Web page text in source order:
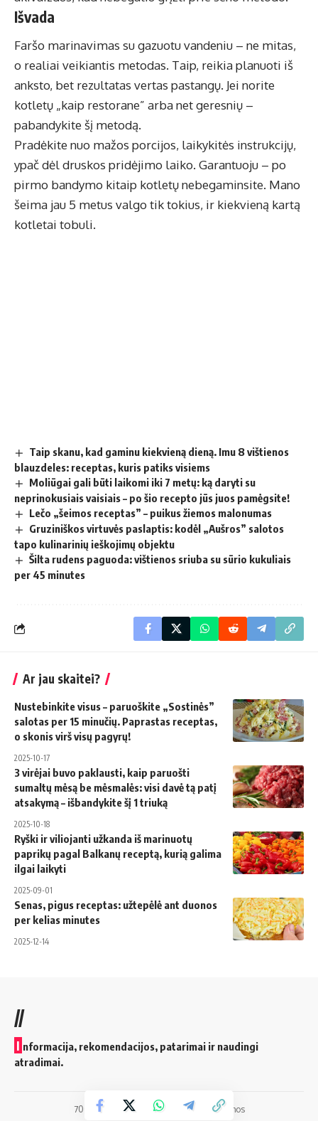
Išvada
Faršo marinavimas su gazuotu vandeniu – ne mitas,
o realiai veikiantis metodas. Taip, reikia planuoti iš
anksto, bet rezultatas vertas pastangų. Jei norite
kotletų „kaip restorane” arba net geresnių –
pabandykite šį metodą.
Pradėkite nuo mažos porcijos, laikykitės instrukcijų,
ypač dėl druskos pridėjimo laiko. Garantuoju – po
pirmo bandymo kitaip kotletų nebegaminsite. Mano
šeima jau 5 metus valgo tik tokius, ir kiekvieną kartą
kotletai tobuli.
Taip skanu, kad gaminu kiekvieną dieną. Imu 8 vištienos
blauzdeles: receptas, kuris patiks visiems
Moliūgai gali būti laikomi iki 7 metų: ką daryti su
neprinokusiais vaisiais – po šio recepto jūs juos pamėgsite!
Lečo „šeimos receptas” – puikus žiemos malonumas
Gruziniškos virtuvės paslaptis: kodėl „Aušros” salotos
tapo kulinarinių ieškojimų objektu
Šilta rudens paguoda: vištienos sriuba su sūrio kukuliais
per 45 minutes
Ar jau skaitei?
Nustebinkite visus – paruoškite „Sostinės”
salotas per 15 minučių. Paprastas receptas,
o skonis virš visų pagyrų!
2025-10-17
3 virėjai buvo paklausti, kaip paruošti
sumaltų mėsą be mėsmalės: visi davė tą patį
atsakymą – išbandykite šį 1 triuką
2025-10-18
Ryški ir viliojanti užkanda iš marinuotų
paprikų pagal Balkanų receptą, kurią galima
ilgai laikyti
2025-09-01
Senas, pigus receptas: užtepėlė ant duonos
per kelias minutes
2025-12-14
//
I nformacija, rekomendacijos, patarimai ir naudingi
atradimai.
700vilnius.lt © 2025 Visos teisės saugomos